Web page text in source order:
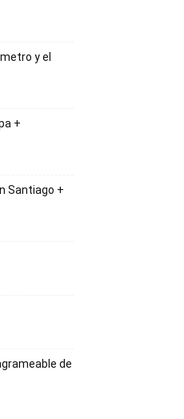
y el
+
Santiago +
de